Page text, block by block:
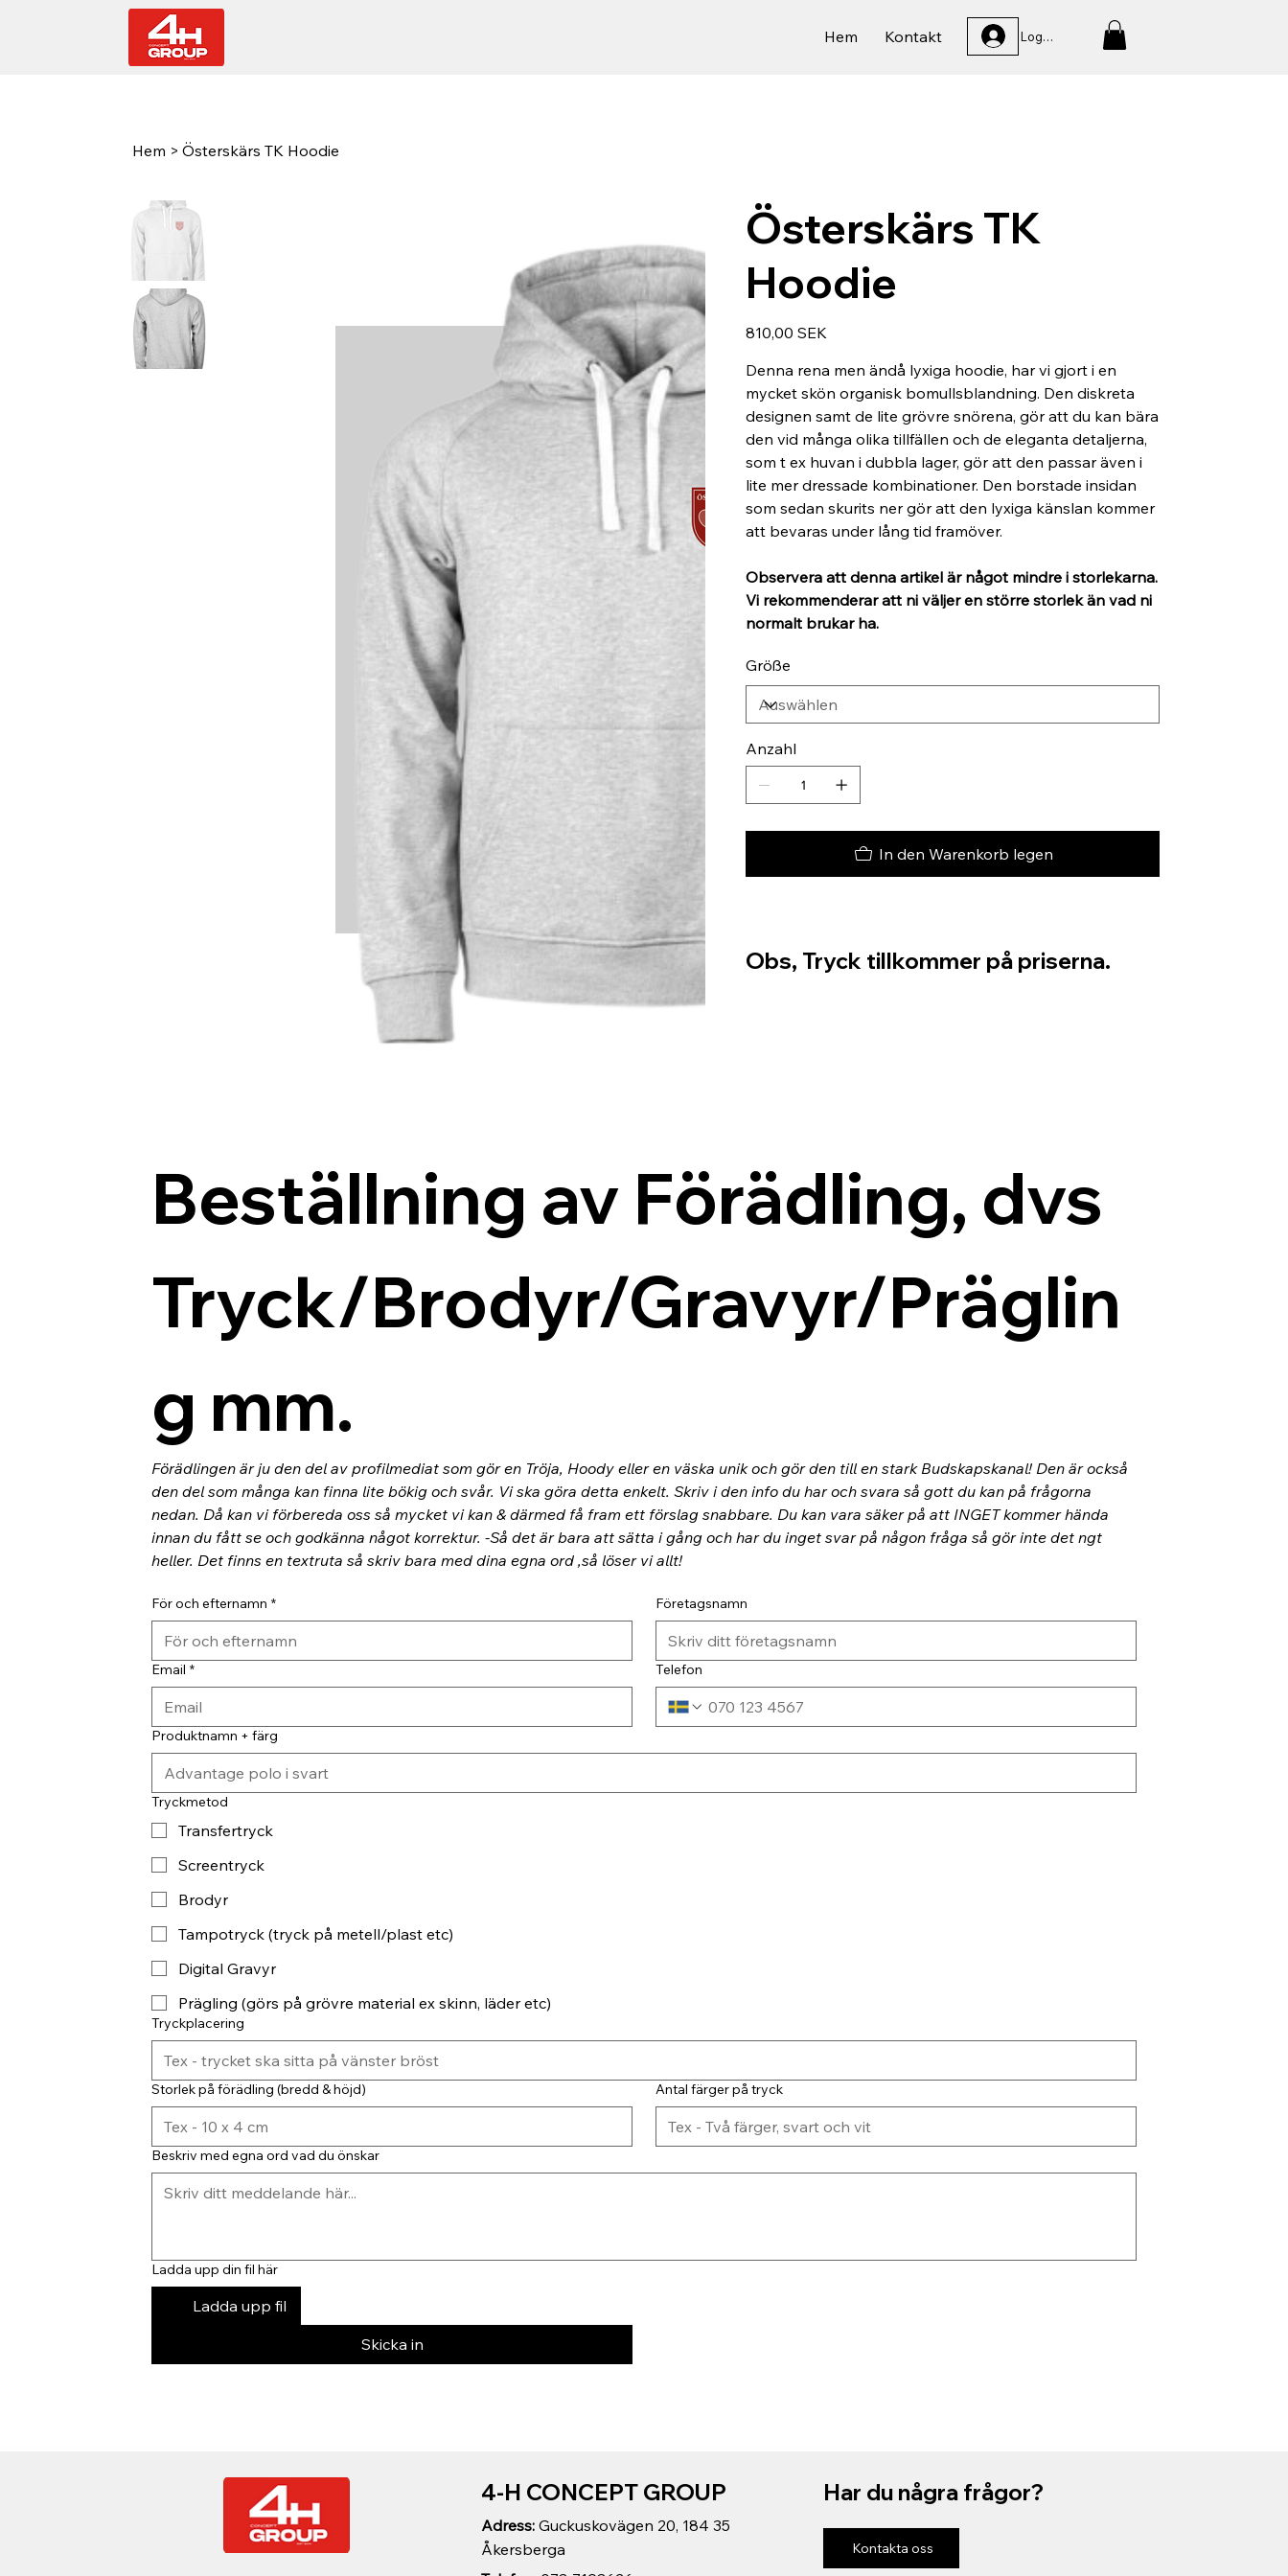
Hem Kontakt Logga In
Hem > Österskärs TK Hoodie
Österskärs TK
Hoodie
Preis
810,00 SEK
Denna rena men ändå lyxiga hoodie, har vi gjort i en
mycket skön organisk bomullsblandning. Den diskreta
designen samt de lite grövre snörena, gör att du kan bära
den vid många olika tillfällen och de eleganta detaljerna,
som t ex huvan i dubbla lager, gör att den passar även i
lite mer dressade kombinationer. Den borstade insidan
som sedan skurits ner gör att den lyxiga känslan kommer
att bevaras under lång tid framöver.
Observera att denna artikel är något mindre i storlekarna.
Vi rekommenderar att ni väljer en större storlek än vad ni
normalt brukar ha.
Größe
Anzahl
In den Warenkorb legen
Obs, Tryck tillkommer på priserna.
Beställning av Förädling, dvs
Tryck/Brodyr/Gravyr/Präglin
g mm.
Förädlingen är ju den del av profilmediat som gör en Tröja, Hoody eller en väska unik och gör den till en stark Budskapskanal! Den är också
den del som många kan finna lite bökig och svår. Vi ska göra detta enkelt. Skriv i den info du har och svara så gott du kan på frågorna
nedan. Då kan vi förbereda oss så mycket vi kan & därmed få fram ett förslag snabbare. Du kan vara säker på att INGET kommer hända
innan du fått se och godkänna något korrektur. -Så det är bara att sätta i gång och har du inget svar på någon fråga så gör inte det ngt
heller. Det finns en textruta så skriv bara med dina egna ord ,så löser vi allt!
För och efternamn * Företagsnamn
Email * Telefon
Produktnamn + färg
Tryckmetod
Transfertryck
Screentryck
Brodyr
Tampotryck (tryck på metell/plast etc)
Digital Gravyr
Prägling (görs på grövre material ex skinn, läder etc)
Tryckplacering
Storlek på förädling (bredd & höjd) Antal färger på tryck
Beskriv med egna ord vad du önskar
Ladda upp din fil här
Ladda upp fil
Skicka in
Adress: Guckuskovägen 20, 184 35
Åkersberga
4-H CONCEPT GROUP Har du några frågor?
Kontakta oss